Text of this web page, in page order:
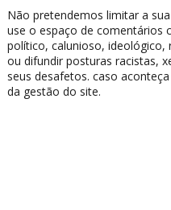
Não pretendemos limitar a
use o espaço de comentários
político, calunioso,
ou difundir posturas racistas,
seus desafetos. caso
da gestão do site.